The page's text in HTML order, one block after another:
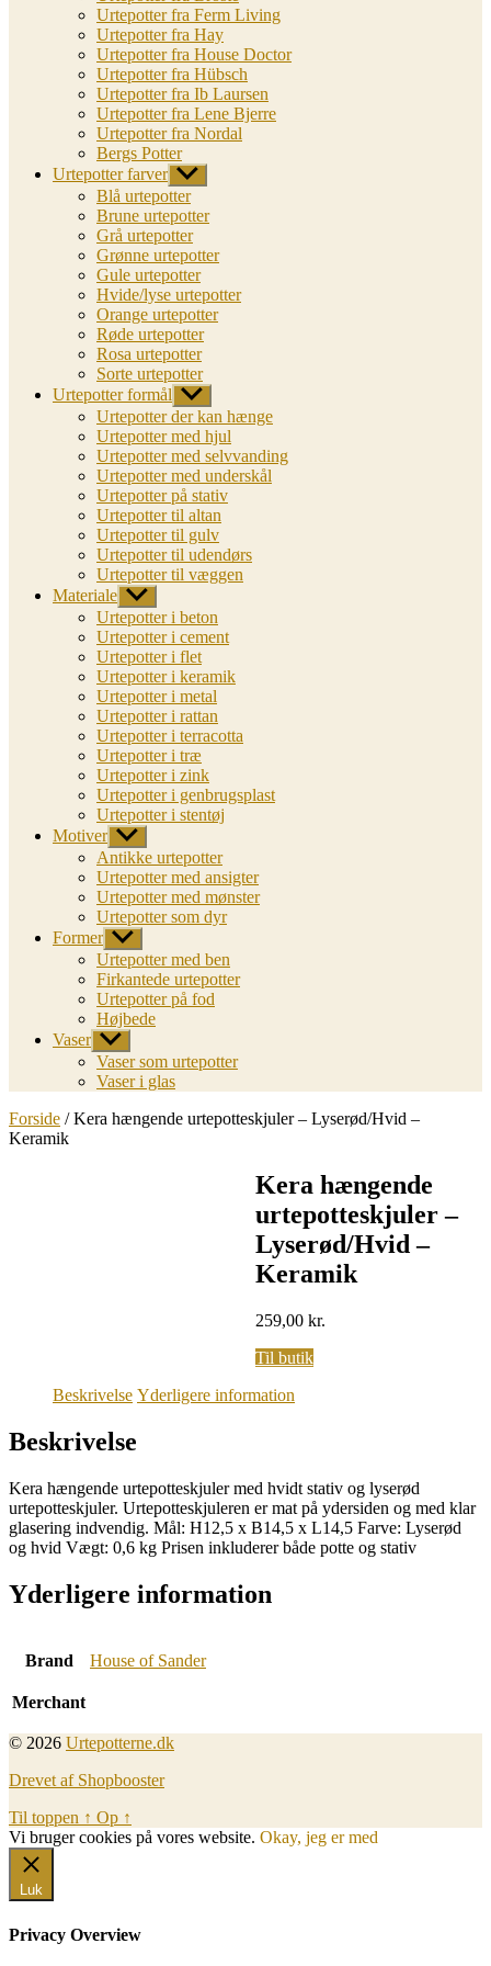
Urtepotter fra Ferm Living
Urtepotter fra Hay
Urtepotter fra House Doctor
Urtepotter fra Hübsch
Urtepotter fra Ib Laursen
Urtepotter fra Lene Bjerre
Urtepotter fra Nordal
Bergs Potter
Urtepotter farver Vis
undermenu
Blå urtepotter
Brune urtepotter
Grå urtepotter
Grønne urtepotter
Gule urtepotter
Hvide/lyse urtepotter
Orange urtepotter
Røde urtepotter
Rosa urtepotter
Sorte urtepotter
Urtepotter formål Vis
undermenu
Urtepotter der kan hænge
Urtepotter med hjul
Urtepotter med selvvanding
Urtepotter med underskål
Urtepotter på stativ
Urtepotter til altan
Urtepotter til gulv
Urtepotter til udendørs
Urtepotter til væggen
Materiale Vis
undermenu
Urtepotter i beton
Urtepotter i cement
Urtepotter i flet
Urtepotter i keramik
Urtepotter i metal
Urtepotter i rattan
Urtepotter i terracotta
Urtepotter i træ
Urtepotter i zink
Urtepotter i genbrugsplast
Urtepotter i stentøj
Motiver Vis
undermenu
Antikke urtepotter
Urtepotter med ansigter
Urtepotter med mønster
Urtepotter som dyr
Former Vis
undermenu
Urtepotter med ben
Firkantede urtepotter
Urtepotter på fod
Højbede
Vaser Vis
undermenu
Vaser som urtepotter
Vaser i glas
Forside / Kera hængende urtepotteskjuler – Lyserød/Hvid –
Keramik
Kera hængende
urtepotteskjuler –
Lyserød/Hvid –
Keramik
259,00 kr.
Til butik
Beskrivelse Yderligere information
Beskrivelse
Kera hængende urtepotteskjuler med hvidt stativ og lyserød
urtepotteskjuler. Urtepotteskjuleren er mat på ydersiden og med klar
glasering indvendig. Mål: H12,5 x B14,5 x L14,5 Farve: Lyserød
og hvid Vægt: 0,6 kg Prisen inkluderer både potte og stativ
Yderligere information
Brand House of Sander
Merchant
© 2026 Urtepotterne.dk
Drevet af Shopbooster
Til toppen ↑ Op ↑
Vi bruger cookies på vores website. Okay, jeg er med
Luk
Privacy Overview